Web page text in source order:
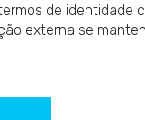
de identidade
externa se